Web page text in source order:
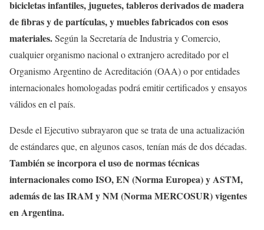
bicicletas infantiles, juguetes, tableros derivados de madera
de fibras y de partículas, y muebles fabricados con esos
materiales.Según la Secretaría de Industria y Comercio,
cualquier organismo nacional o extranjero acreditado por el
Organismo Argentino de Acreditación (OAA) o por entidades
internacionales homologadas podrá emitir certificados y ensayos
válidos en el país.
Desde el Ejecutivo subrayaron que se trata de una actualización
de estándares que, en algunos casos, tenían más de dos décadas.
También se incorpora el uso de normas técnicas
internacionales como ISO, EN (Norma Europea) y ASTM,
además de las IRAM y NM (Norma MERCOSUR) vigentes
en Argentina.